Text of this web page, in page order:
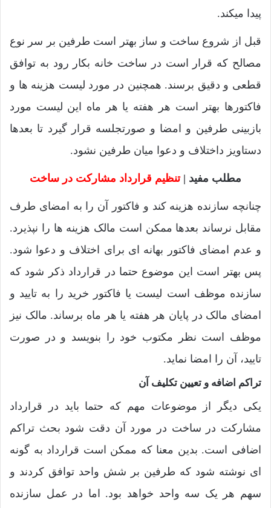
پیدا میکند.
قبل از شروع ساخت و ساز بهتر است طرفین بر سر نوع
مصالح که قرار است در ساخت خانه بکار رود به توافق
قطعی و دقیق برسند. همچنین در مورد لیست هزینه ها و
فاکتورها بهتر است هر هفته یا هر ماه این لیست مورد
بازبینی طرفین و امضا و صورتجلسه قرار گیرد تا بعدها
دستاویز داختلاف و دعوا میان طرفین نشود.
مطلب مفید |تنظیم قرارداد مشارکت در ساخت
چنانچه سازنده هزینه کند و فاکتور آن را به امضای طرف
مقابل نرساند بعدها ممکن است مالک هزینه ها را نپذیرد.
و عدم امضای فاکتور بهانه ای برای اختلاف و دعوا شود.
پس بهتر است این موضوع حتما در قرارداد ذکر شود که
سازنده موظف است لیست یا فاکتور خرید را به تایید و
امضای مالک در پایان هر هفته یا هر ماه برساند. مالک نیز
موظف است نظر مکتوب خود را بنویسد و در صورت
تایید، آن را امضا نماید.
تراکم اضافه و تعیین تکلیف آن
یکی دیگر از موضوعات مهم که حتما باید در قرارداد
مشارکت در ساخت در مورد آن دقت شود بحث تراکم
اضافی است. بدین معنا که ممکن است قرارداد به گونه
ای نوشته شود که طرفین بر شش واحد توافق کردند و
سهم هر یک سه واحد خواهد بود. اما در عمل سازنده